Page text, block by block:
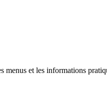
menus et les informations